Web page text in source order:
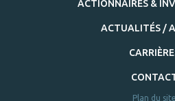
ACTIONNAIRES &
ACTUALITÉS /
Plan du site